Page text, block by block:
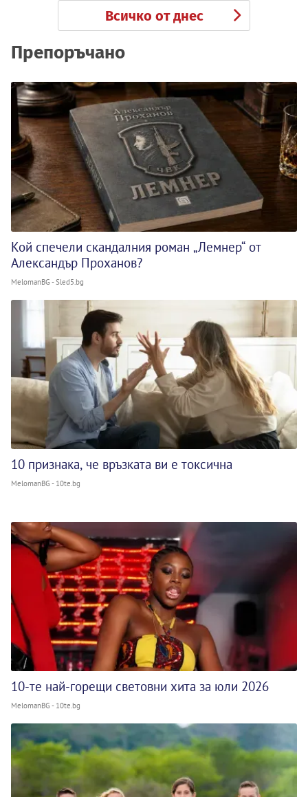
Всичко от днес
Препоръчано
Кой спечели скандалния роман „Лемнер“ от
Александър Проханов?
MelomanBG - Sled5.bg
10 признака, че връзката ви е токсична
MelomanBG - 10te.bg
10-те най-горещи световни хита за юли 2026
MelomanBG - 10te.bg